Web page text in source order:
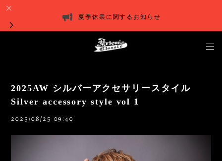
夏季休業に関するお知らせ
2025AW シルバーアクセサリースタイル
Silver accessory style vol 1
2025/08/25 09:40